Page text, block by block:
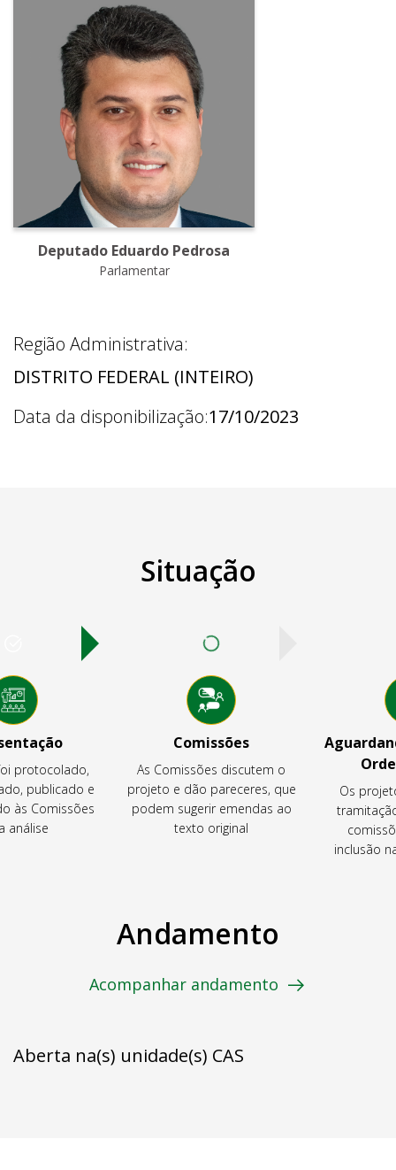
Deputado Eduardo Pedrosa
Parlamentar
Região Administrativa:
DISTRITO FEDERAL (INTEIRO)
Data da disponibilização:17/10/2023
Situação
protocolado,
publicado e
às Comissões
análise
Comissões
As Comissões discutem o
projeto e dão pareceres, que
podem sugerir emendas ao
texto original
Os
inclusão
Andamento
Acompanhar andamento
Aberta na(s) unidade(s) CAS